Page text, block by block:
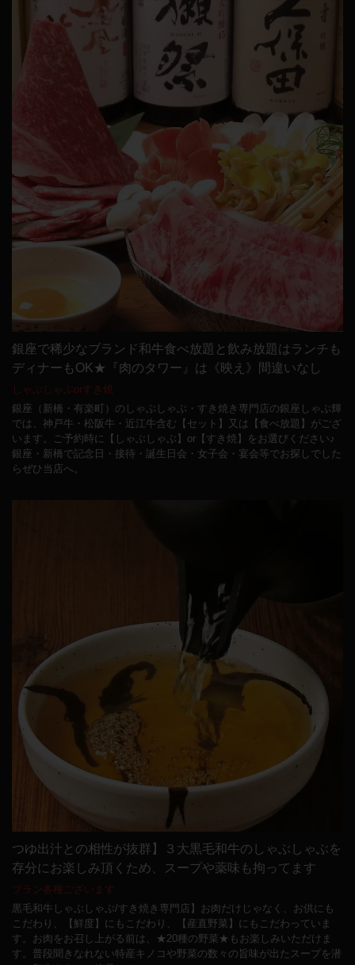
銀座で稀少なブランド和牛食べ放題と飲み放題はランチも
ディナーもOK★『肉のタワー』は《映え》間違いなし
しゃぶしゃぶorすき焼
銀座（新橋・有楽町）のしゃぶしゃぶ・すき焼き専門店の銀座しゃぶ輝
では、神戸牛・松阪牛・近江牛含む【セット】又は【食べ放題】がござ
います。ご予約時に【しゃぶしゃぶ】or【すき焼】をお選びください♪
銀座・新橋で記念日・接待・誕生日会・女子会・宴会等でお探しでした
らぜひ当店へ。
つゆ出汁との相性が抜群】３大黒毛和牛のしゃぶしゃぶを
存分にお楽しみ頂くため、スープや薬味も拘ってます
プラン各種ございます
黒毛和牛しゃぶしゃぶ/すき焼き専門店】お肉だけじゃなく、お供にも
こだわり、【鮮度】にもこだわり、【産直野菜】にもこだわっていま
す。お肉をお召し上がる前は、★20種の野菜★もお楽しみいただけま
す。普段聞きなれない特産キノコや野菜の数々の旨味が出たスープを潜